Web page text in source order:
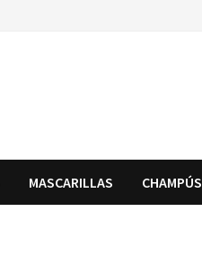
MASCARILLAS CHAMPÚS